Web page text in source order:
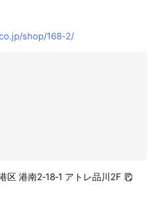
shop/168-2/
港南2‐18‐1 アトレ品川2F